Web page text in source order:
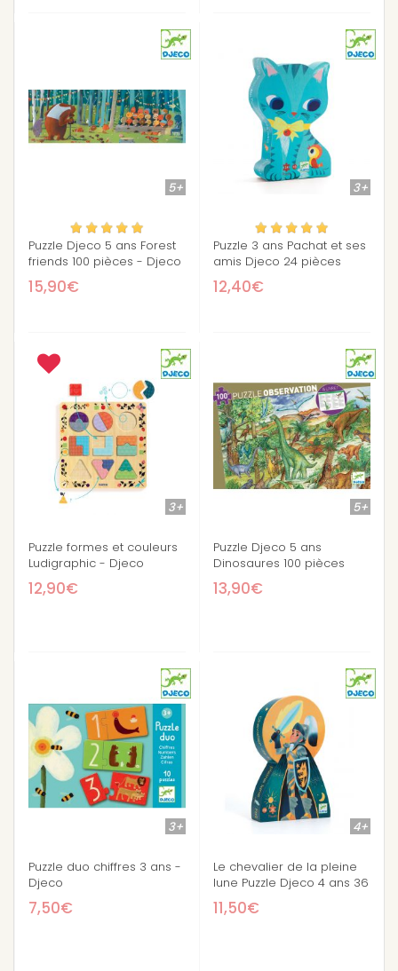
5+
Puzzle Djeco 5 ans Forest
friends 100 pièces - Djeco
15,90€
3+
Puzzle 3 ans Pachat et ses
amis Djeco 24 pièces
12,40€
3+
Puzzle formes et couleurs
Ludigraphic - Djeco
12,90€
5+
Puzzle Djeco 5 ans
Dinosaures 100 pièces
13,90€
3+
Puzzle duo chiffres 3 ans -
Djeco
7,50€
4+
Le chevalier de la pleine
lune Puzzle Djeco 4 ans 36
pièces
11,50€